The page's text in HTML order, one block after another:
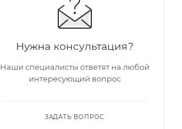
Нужна консультация?
Наши специалисты ответят на любой
интересующий вопрос
ЗАДАТЬ ВОПРОС